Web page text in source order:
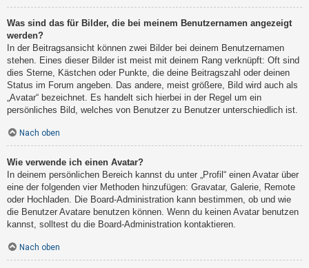
Was sind das für Bilder, die bei meinem Benutzernamen angezeigt
werden?
In der Beitragsansicht können zwei Bilder bei deinem Benutzernamen
stehen. Eines dieser Bilder ist meist mit deinem Rang verknüpft: Oft sind
dies Sterne, Kästchen oder Punkte, die deine Beitragszahl oder deinen
Status im Forum angeben. Das andere, meist größere, Bild wird auch als
„Avatar“ bezeichnet. Es handelt sich hierbei in der Regel um ein
persönliches Bild, welches von Benutzer zu Benutzer unterschiedlich ist.
Nach oben
Wie verwende ich einen Avatar?
In deinem persönlichen Bereich kannst du unter „Profil“ einen Avatar über
eine der folgenden vier Methoden hinzufügen: Gravatar, Galerie, Remote
oder Hochladen. Die Board-Administration kann bestimmen, ob und wie
die Benutzer Avatare benutzen können. Wenn du keinen Avatar benutzen
kannst, solltest du die Board-Administration kontaktieren.
Nach oben